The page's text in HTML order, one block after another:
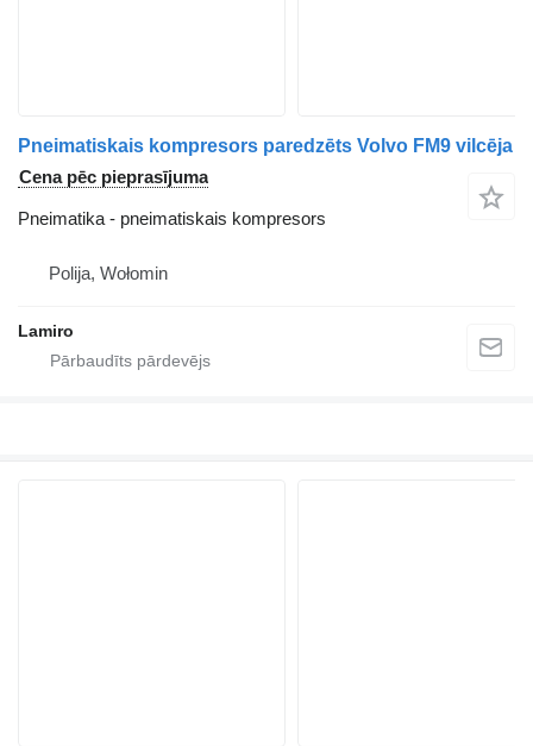
Pneimatiskais kompresors paredzēts Volvo FM9 vilcēja
Cena pēc pieprasījuma
Pneimatika - pneimatiskais kompresors
Polija, Wołomin
Lamiro